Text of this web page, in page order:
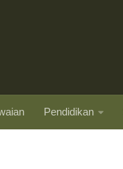
Pendidikan